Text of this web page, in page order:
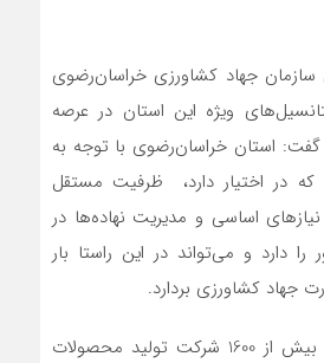
سازمان جهاد کشاورزی خراسان‌رضوی
ویژه این استان در عرصه
استان خراسان‌رضوی با توجه به
که در اختیار دارد، ظرفیت مستقل
اساسی و مدیریت نهاده‌ها در
دارد و می‌تواند در این راستا بار
جهاد کشاورزی بردارد.
وی با اشاره به وجود بیش از 1600 شرکت تولید محصولات